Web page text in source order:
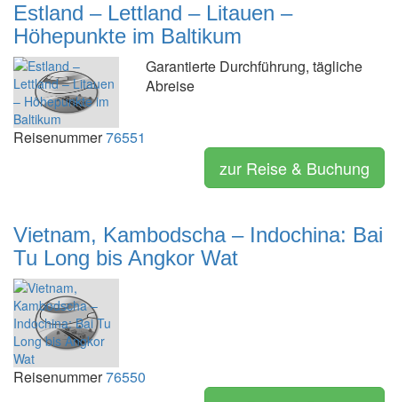
Estland – Lettland – Litauen –
Höhepunkte im Baltikum
Garantierte Durchführung, tägliche
Abreise
Reisenummer76551
zur Reise & Buchung
Vietnam, Kambodscha – Indochina: Bai
Tu Long bis Angkor Wat
Reisenummer76550